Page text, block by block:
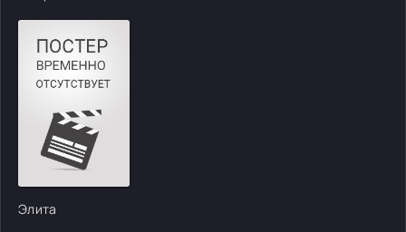
Элита